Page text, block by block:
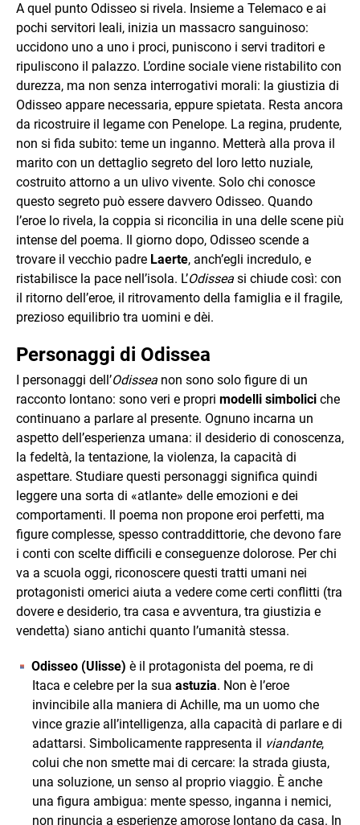
A quel punto Odisseo si rivela. Insieme a Telemaco e ai
pochi servitori leali, inizia un massacro sanguinoso:
uccidono uno a uno i proci, puniscono i servi traditori e
ripuliscono il palazzo. L’ordine sociale viene ristabilito con
durezza, ma non senza interrogativi morali: la giustizia di
Odisseo appare necessaria, eppure spietata. Resta ancora
da ricostruire il legame con Penelope. La regina, prudente,
non si fida subito: teme un inganno. Metterà alla prova il
marito con un dettaglio segreto del loro letto nuziale,
costruito attorno a un ulivo vivente. Solo chi conosce
questo segreto può essere davvero Odisseo. Quando
l’eroe lo rivela, la coppia si riconcilia in una delle scene più
intense del poema. Il giorno dopo, Odisseo scende a
trovare il vecchio padre Laerte, anch’egli incredulo, e
ristabilisce la pace nell’isola. L’Odissea si chiude così: con
il ritorno dell’eroe, il ritrovamento della famiglia e il fragile,
prezioso equilibrio tra uomini e dèi.
Personaggi di Odissea
I personaggi dell’Odissea non sono solo figure di un
racconto lontano: sono veri e propri modelli simbolici che
continuano a parlare al presente. Ognuno incarna un
aspetto dell’esperienza umana: il desiderio di conoscenza,
la fedeltà, la tentazione, la violenza, la capacità di
aspettare. Studiare questi personaggi significa quindi
leggere una sorta di «atlante» delle emozioni e dei
comportamenti. Il poema non propone eroi perfetti, ma
figure complesse, spesso contraddittorie, che devono fare
i conti con scelte difficili e conseguenze dolorose. Per chi
va a scuola oggi, riconoscere questi tratti umani nei
protagonisti omerici aiuta a vedere come certi conflitti (tra
dovere e desiderio, tra casa e avventura, tra giustizia e
vendetta) siano antichi quanto l’umanità stessa.
Odisseo (Ulisse) è il protagonista del poema, re di
Itaca e celebre per la sua astuzia. Non è l’eroe
invincibile alla maniera di Achille, ma un uomo che
vince grazie all’intelligenza, alla capacità di parlare e di
adattarsi. Simbolicamente rappresenta il viandante,
colui che non smette mai di cercare: la strada giusta,
una soluzione, un senso al proprio viaggio. È anche
una figura ambigua: mente spesso, inganna i nemici,
non rinuncia a esperienze amorose lontano da casa. In